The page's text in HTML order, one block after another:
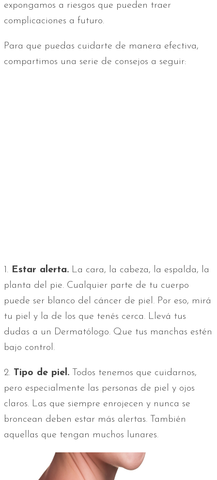
expongamos a riesgos que pueden traer
complicaciones a futuro.
Para que puedas cuidarte de manera efectiva,
compartimos una serie de consejos a seguir:
1. Estar alerta. La cara, la cabeza, la espalda, la
planta del pie. Cualquier parte de tu cuerpo
puede ser blanco del cáncer de piel. Por eso, mirá
tu piel y la de los que tenés cerca. Llevá tus
dudas a un Dermatólogo. Que tus manchas estén
bajo control.
2. Tipo de piel. Todos tenemos que cuidarnos,
pero especialmente las personas de piel y ojos
claros. Las que siempre enrojecen y nunca se
broncean deben estar más alertas. También
aquellas que tengan muchos lunares.